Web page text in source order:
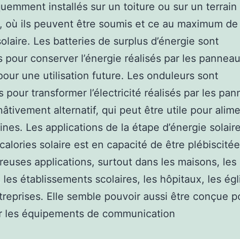
installés sur un toiture ou sur un terrain
où ils peuvent être soumis et ce au maximum de
Les batteries de surplus d’énergie sont
pour conserver l’énergie réalisés par les
une utilisation future. Les onduleurs sont
pour transformer l’électricité réalisés par les
alternatif, qui peut être utile pour
Les applications de la étape d’énergie
solaire est en capacité de être
applications, surtout dans les maisons, les
les établissements scolaires, les hôpitaux, les
Elle semble pouvoir aussi être conçue
les équipements de communication